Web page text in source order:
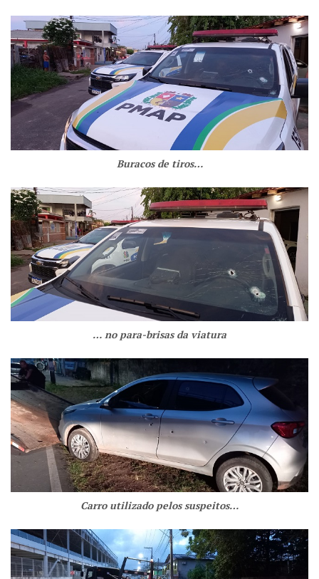
Buracos de tiros…
… no para-brisas da viatura
Carro utilizado pelos suspeitos…